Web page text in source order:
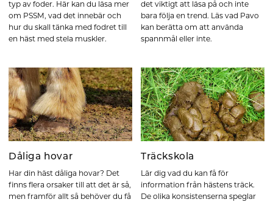
typ av foder. Här kan du läsa mer
om PSSM, vad det innebär och
hur du skall tänka med fodret till
en häst med stela muskler.
det viktigt att läsa på och inte
bara följa en trend. Läs vad Pavo
kan berätta om att använda
spannmål eller inte.
Dåliga hovar
Har din häst dåliga hovar? Det
finns flera orsaker till att det är så,
men framför allt så behöver du få
Träckskola
Lär dig vad du kan få för
information från hästens träck.
De olika konsistenserna speglar